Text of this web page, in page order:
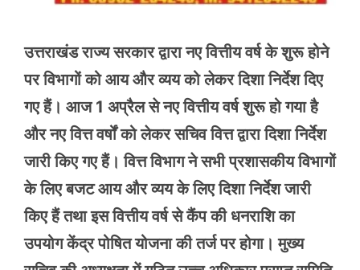
उत्तराखंड राज्य सरकार द्वारा नए वित्तीय वर्ष के शुरू होने
पर विभागों को आय और व्यय को लेकर दिशा निर्देश दिए
गए हैं। आज 1 अप्रैल से नए वित्तीय वर्ष शुरू हो गया है
और नए वित्त वर्षों को लेकर सचिव वित्त द्वारा दिशा निर्देश
जारी किए गए हैं। वित्त विभाग ने सभी प्रशासकीय विभागों
के लिए बजट आय और व्यय के लिए दिशा निर्देश जारी
किए हैं तथा इस वित्तीय वर्ष से कैंप की धनराशि का
उपयोग केंद्र पोषित योजना की तर्ज पर होगा। मुख्य